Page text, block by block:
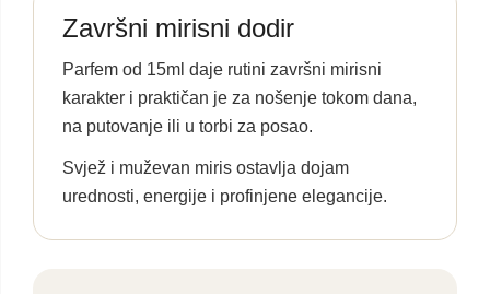
Završni mirisni dodir
Parfem od 15ml daje rutini završni mirisni
karakter i praktičan je za nošenje tokom dana,
na putovanje ili u torbi za posao.
Svjež i muževan miris ostavlja dojam
urednosti, energije i profinjene elegancije.